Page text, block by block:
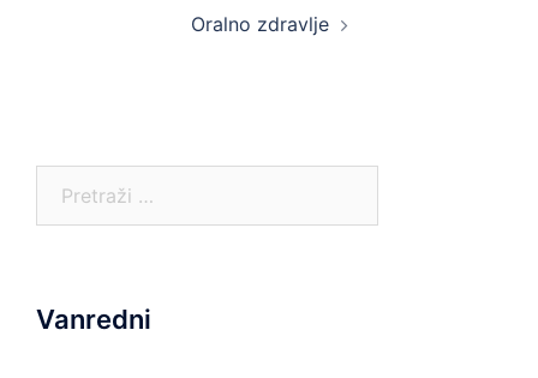
Oralno zdravlje
Vanredni